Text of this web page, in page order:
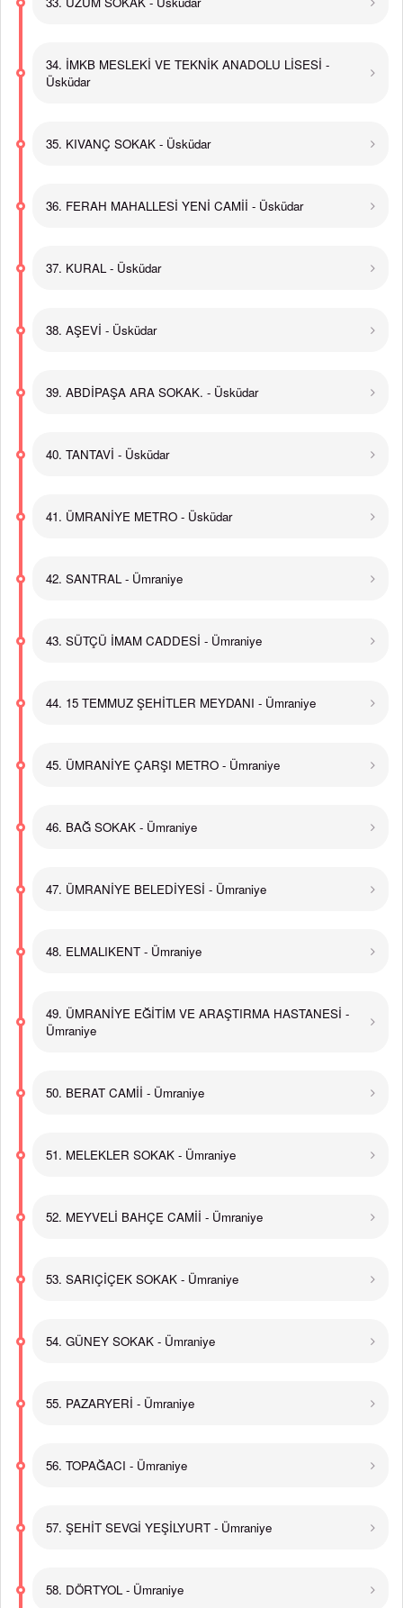
34. İMKB MESLEKİ VE TEKNİK ANADOLU LİSESİ -
Üsküdar
35. KIVANÇ SOKAK - Üsküdar
36. FERAH MAHALLESİ YENİ CAMİİ - Üsküdar
37. KURAL - Üsküdar
38. AŞEVİ - Üsküdar
39. ABDİPAŞA ARA SOKAK. - Üsküdar
40. TANTAVİ - Üsküdar
41. ÜMRANİYE METRO - Üsküdar
42. SANTRAL - Ümraniye
43. SÜTÇÜ İMAM CADDESİ - Ümraniye
44. 15 TEMMUZ ŞEHİTLER MEYDANI - Ümraniye
45. ÜMRANİYE ÇARŞI METRO - Ümraniye
46. BAĞ SOKAK - Ümraniye
47. ÜMRANİYE BELEDİYESİ - Ümraniye
48. ELMALIKENT - Ümraniye
49. ÜMRANİYE EĞİTİM VE ARAŞTIRMA HASTANESİ -
Ümraniye
50. BERAT CAMİİ - Ümraniye
51. MELEKLER SOKAK - Ümraniye
52. MEYVELİ BAHÇE CAMİİ - Ümraniye
53. SARIÇİÇEK SOKAK - Ümraniye
54. GÜNEY SOKAK - Ümraniye
55. PAZARYERİ - Ümraniye
56. TOPAĞACI - Ümraniye
57. ŞEHİT SEVGİ YEŞİLYURT - Ümraniye
58. DÖRTYOL - Ümraniye